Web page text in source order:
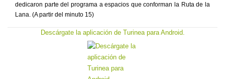
dedicaron parte del programa a espacios que conforman la Ruta de la
Lana. (A partir del minuto 15)
Descárgate la aplicación de Turinea para Android.